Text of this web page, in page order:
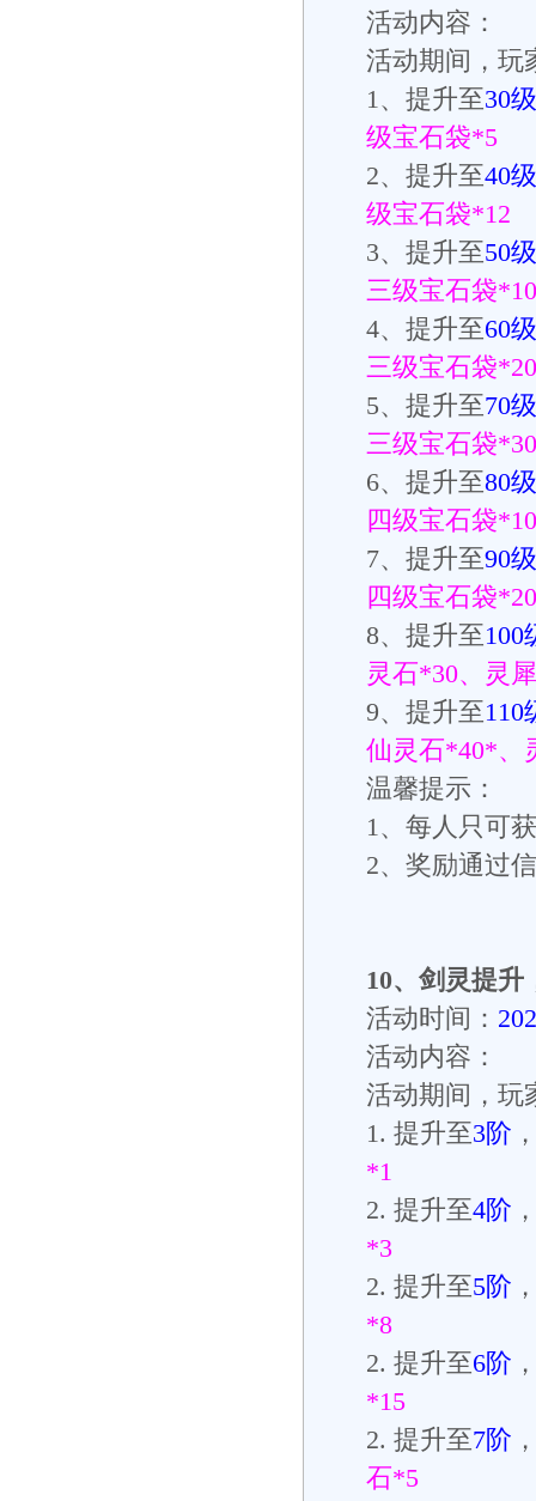
活动内容：
活动期间，玩
1、提升至30级
级宝石袋*5
2、提升至40级
级宝石袋*12
3、提升至50级
三级宝石袋*10
4、提升至60级
三级宝石袋*20
5、提升至70级
三级宝石袋*30
6、提升至80级
四级宝石袋*10
7、提升至90级
四级宝石袋*20
8、提升至100
灵石*30、灵
9、提升至110
仙灵石*40*、
温馨提示：
1、每人只可
2、奖励通过
10、 剑灵提升
活动时间：
活动内容：
活动期间，玩
1. 提升至3阶
*1
2. 提升至4阶
*3
2. 提升至5阶
*8
2. 提升至6阶
*15
2. 提升至7阶
石*5